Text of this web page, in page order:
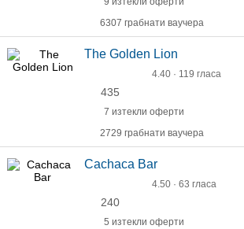
6307 грабнати ваучера
The Golden Lion
4.40 · 119 гласа
435
7 изтекли оферти
2729 грабнати ваучера
Cachaca Bar
4.50 · 63 гласа
240
5 изтекли оферти